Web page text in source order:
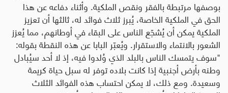
بوصفها مرتبطة بالفقر ونقص الملكية. وأثناء دفاعه عن هذا
الحق في الملكية الخاصة، يُبرز ثلاث فوائد له، ثالثها أن تعزيز
الملكية يمكن أن يُشجّع الناس على البقاء في أوطانهم، مما يُعزز
الشعور بالانتماء والاستقرار. ويُعبّر البابا عن هذه النقطة بقوله:
"سوف يتمسك الناس بالبلد الذي وُلدوا فيه، إذ لا أحد سيُبادل
وطنه بأرض أجنبية إذا كانت بلاده توفر له سبل حياة كريمة
وسعيدة. ومع ذلك، لا يمكن احتساب هذه الفوائد الثلاث